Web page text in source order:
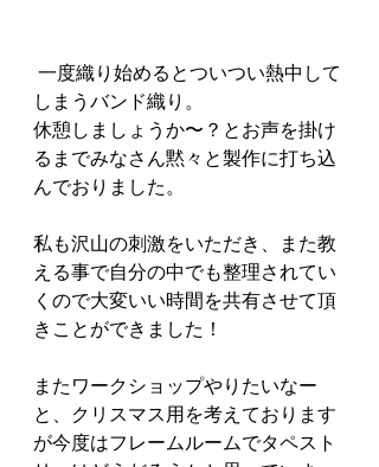
しまうバンド織り。
休憩しましょうか〜？とお声を掛け
るまでみなさん黙々と製作に打ち込
んでおりました。
私も沢山の刺激をいただき、また教
える事で自分の中でも整理されてい
くので大変いい時間を共有させて頂
きことができました！
またワークショップやりたいなー
と、クリスマス用を考えております
が今度はフレームルームでタペスト